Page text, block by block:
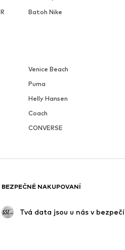
Batoh Nike
Venice Beach
Puma
Helly Hansen
Coach
CONVERSE
BEZPEČNÉ NAKUPOVANÍ
Tvá data jsou u nás v bezpečí